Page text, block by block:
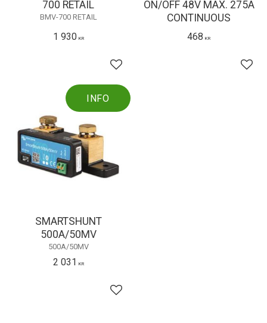
700 RETAIL
BMV-700 RETAIL
1 930KR
Lägg till i favoriter
ON/OFF 48V MAX. 275A
CONTINUOUS
468 KR
SMARTSHUNT
500A/50MV
500A/50MV
2 031 KR
Lägg till i favoriter
INFO